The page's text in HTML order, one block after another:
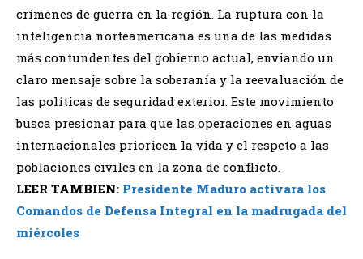
crímenes de guerra en la región. La ruptura con la
inteligencia norteamericana es una de las medidas
más contundentes del gobierno actual, enviando un
claro mensaje sobre la soberanía y la reevaluación de
las políticas de seguridad exterior. Este movimiento
busca presionar para que las operaciones en aguas
internacionales prioricen la vida y el respeto a las
poblaciones civiles en la zona de conflicto. ​
LEER TAMBIEN: Presidente Maduro activara los
Comandos de Defensa Integral en la madrugada del
miércoles